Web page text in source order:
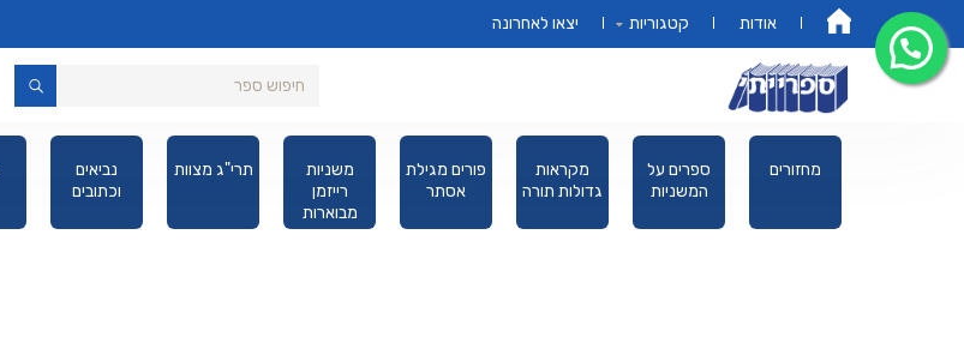
אודות קטגוריות יצאו לאחרונה
נביאים
וכתובים
תרי"ג מצוות
משניות
רייזמן
מבוארות
מהדורת כיס
פורים מגילת
אסתר
מקראות
גדולות תורה
ספרים על
המשניות
מחזורים